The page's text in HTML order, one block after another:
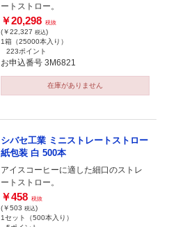
ートストロー。
￥20,298 税抜
(￥22,327 税込)
1箱（25000本入り）
223ポイント
お申込番号 3M6821
在庫がありません
シバセ工業 ミニストレートストロー
紙包装 白 500本
アイスコーヒーに適した細口のストレ
ートストロー。
￥458 税抜
(￥503 税込)
1セット（500本入り）